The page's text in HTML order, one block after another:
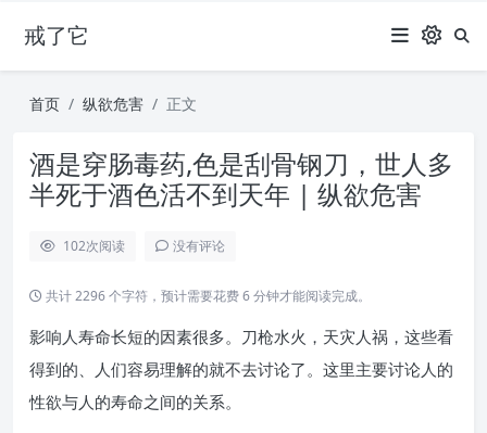
戒了它
首页 纵欲危害 正文
酒是穿肠毒药,色是刮骨钢刀，世人多
半死于酒色活不到天年 | 纵欲危害
102次阅读 没有评论
共计 2296 个字符，预计需要花费 6 分钟才能阅读完成。
影响人寿命长短的因素很多。刀枪水火，天灾人祸，这些看
得到的、人们容易理解的就不去讨论了。这里主要讨论人的
性欲与人的寿命之间的关系。